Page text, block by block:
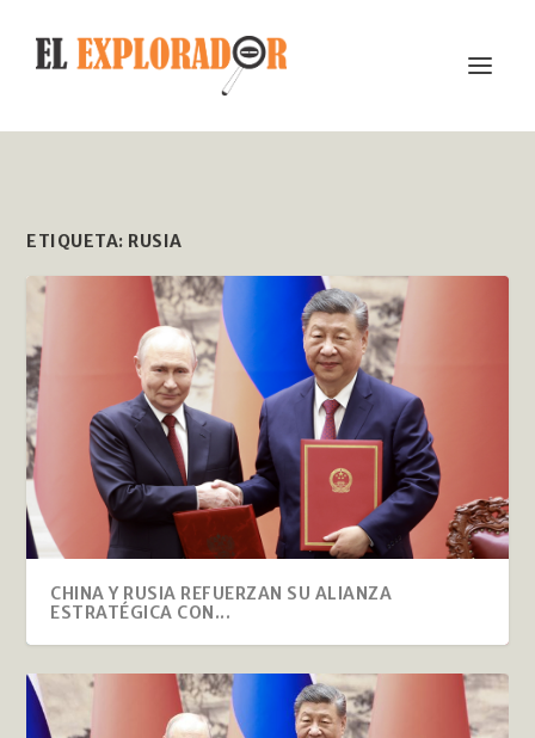
ETIQUETA: RUSIA
CHINA Y RUSIA REFUERZAN SU ALIANZA
ESTRATÉGICA CON...